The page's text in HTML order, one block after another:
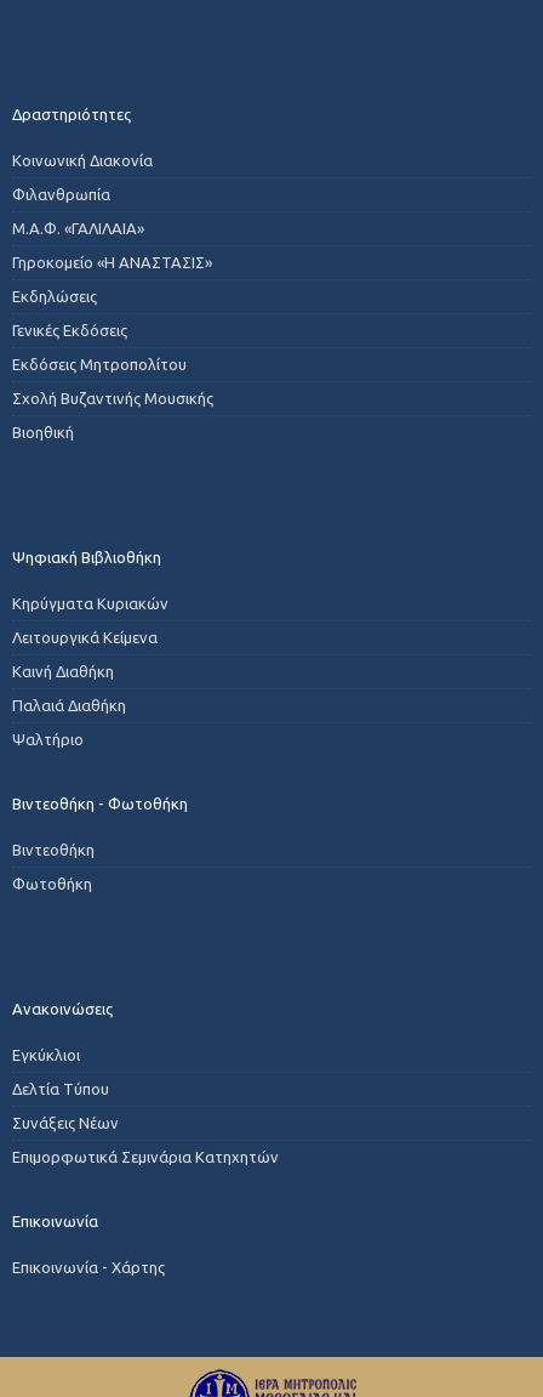
Δραστηριότητες
Κοινωνική Διακονία
Φιλανθρωπία
Μ.Α.Φ. «ΓΑΛΙΛΑΙΑ»
Γηροκομείο «Η ΑΝΑΣΤΑΣΙΣ»
Εκδηλώσεις
Γενικές Εκδόσεις
Εκδόσεις Μητροπολίτου
Σχολή Βυζαντινής Μουσικής
Βιοηθική
Ψηφιακή Βιβλιοθήκη
Κηρύγματα Κυριακών
Λειτουργικά Κείμενα
Καινή Διαθήκη
Παλαιά Διαθήκη
Ψαλτήριο
Βιντεοθήκη - Φωτοθήκη
Βιντεοθήκη
Φωτοθήκη
Ανακοινώσεις
Εγκύκλιοι
Δελτία Τύπου
Συνάξεις Νέων
Επιμορφωτικά Σεμινάρια Κατηχητών
Επικοινωνία
Επικοινωνία - Χάρτης